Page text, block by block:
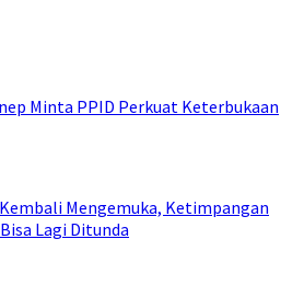
Minta PPID Perkuat Keterbukaan
Mengemuka, Ketimpangan
Lagi Ditunda